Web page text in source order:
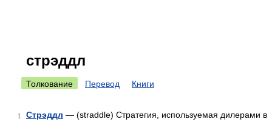
стрэддл
Толкование Перевод Книги
1 Стрэддл — (straddle) Стратегия, используемая дилерами в